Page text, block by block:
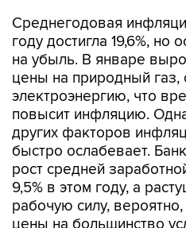
Среднегодовая
году достигла 19,6%,
на убыль. В январе
цены на природный газ,
электроэнергию, что
повысит инфляцию.
других факторов
быстро ослабевает.
рост средней
9,5% в этом году, а
рабочую силу,